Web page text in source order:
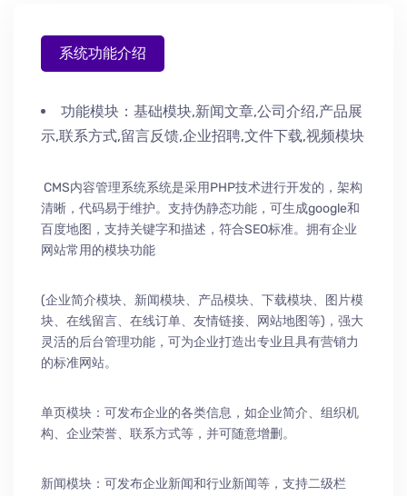
系统功能介绍
功能模块： 基础模块,新闻文章,公司介绍,产品展
示,联系方式,留言反馈,企业招聘,文件下载,视频模块
CMS内容管理系统系统是采用PHP技术进行开发的，架构
清晰，代码易于维护。支持伪静态功能，可生成google和
百度地图，支持关键字和描述，符合SEO标准。拥有企业
网站常用的模块功能
(企业简介模块、新闻模块、产品模块、下载模块、图片模
块、在线留言、在线订单、友情链接、网站地图等)，强大
灵活的后台管理功能，可为企业打造出专业且具有营销力
的标准网站。
单页模块：可发布企业的各类信息，如企业简介、组织机
构、企业荣誉、联系方式等，并可随意增删。
新闻模块：可发布企业新闻和行业新闻等，支持二级栏